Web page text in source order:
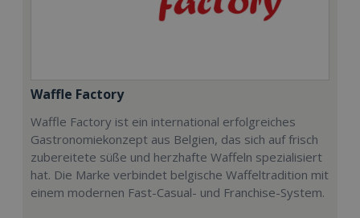
Waffle Factory
Waffle Factory ist ein international erfolgreiches
Gastronomiekonzept aus Belgien, das sich auf frisch
zubereitete süße und herzhafte Waffeln spezialisiert
hat. Die Marke verbindet belgische Waffeltradition mit
einem modernen Fast-Casual- und Franchise-System.